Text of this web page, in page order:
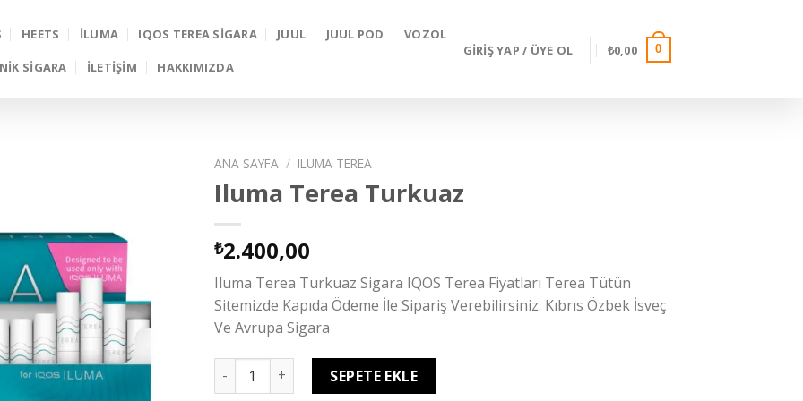
HEETS İLUMA IQOS TEREA SIGARA JUUL JUUL POD VOZOL
SIGARA İLETİŞİM HAKKIMIZDA
GIRIŞ YAP / ÜYE OL ₺0,00 0
ANA SAYFA / ILUMA TEREA
Iluma Terea Turkuaz
₺2.400,00
Iluma Terea Turkuaz Sigara IQOS Terea Fiyatları Terea Tütün
Sitemizde Kapıda Ödeme İle Sipariş Verebilirsiniz. Kıbrıs Özbek İsveç
Ve Avrupa Sigara
Iluma Terea Turkuaz adet
SEPETE EKLE